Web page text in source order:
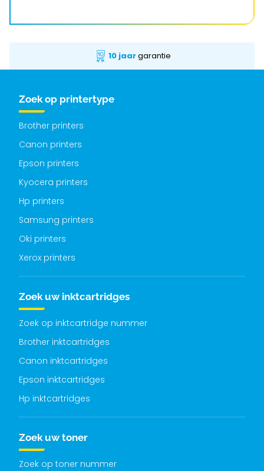
10 jaargarantie
Zoek op printertype
Brother printers
Canon printers
Epson printers
Kyocera printers
Hp printers
Samsung printers
Oki printers
Xerox printers
Zoek uw inktcartridges
Zoek op inktcartridge nummer
Brother inktcartridges
Canon inktcartridges
Epson inktcartridges
Hp inktcartridges
Zoek uw toner
Zoek op toner nummer